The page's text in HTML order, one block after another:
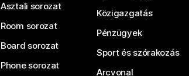
Asztali sorozat
Room sorozat
Board sorozat
Phone sorozat
Közigazgatás
Pénzügyek
Sport és szórakozás
Arcvonal